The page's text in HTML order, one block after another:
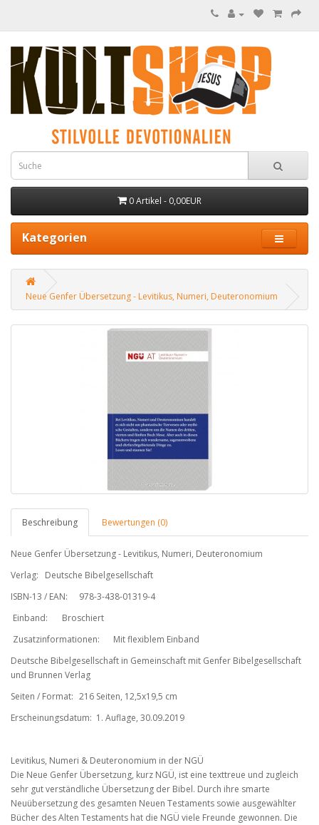
0 Artikel - 0,00EUR
Kategorien
Neue Genfer Übersetzung - Levitikus, Numeri, Deuteronomium
Beschreibung Bewertungen (0)
Neue Genfer Übersetzung - Levitikus, Numeri, Deuteronomium
Verlag:
Deutsche Bibelgesellschaft
ISBN-13 / EAN:
978-3-438-01319-4
Einband:
Broschiert
Zusatzinformationen:
Mit flexiblem Einband
Deutsche Bibelgesellschaft in Gemeinschaft mit Genfer Bibelgesellschaft
und Brunnen Verlag
Seiten / Format: 216 Seiten, 12,5x19,5 cm
Erscheinungsdatum: 1. Auflage, 30.09.2019
Levitikus, Numeri & Deuteronomium in der NGÜ
Die Neue Genfer Übersetzung, kurz NGÜ, ist eine texttreue und zugleich
sehr gut verständliche Übersetzung der Bibel. Durch ihre smarte
Neuübersetzung des gesamten Neuen Testaments sowie ausgewählter
Bücher des Alten Testaments hat die NGÜ viele Freunde gewonnen. Die